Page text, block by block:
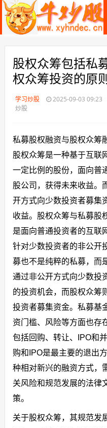
股权众筹包括私
权众筹投资的原则
学习炒股 2025-09-03 09:23
炒股
私募股权融资与股权众筹
股权众筹是一种基于互联
一定比例的股份，面向普
股公司，获得未来收益。
开方式向少数投资者募集
收益。股权众筹与私募股
是面向普通投资者的互联
针对少数投资者的非公开
募也不是纯粹的私募，而
通过非公开方式向少数投
的投资机会，而股权众筹
投资者募集资金。私募基
资门槛、风险等方面也存
包括回购、转让、IPO和
购和IPO是最主要的退出
种相对新兴的融资方式，
关风险和规范发展的法律
策。
关于股权众筹，其规范发